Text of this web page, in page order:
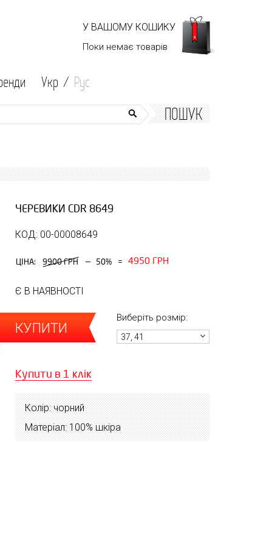
У ВАШОМУ КОШИКУ
Поки немає товарів
Укр / Рус
ПОШУК
ЧЕРЕВИКИ CDR 8649
КОД: 00-00008649
ЦІНА: 9900 ГРН — 50% = 4950 ГРН
Є В НАЯВНОСТІ
КУПИТИ
Виберіть розмір:
37, 41
Купити в 1 клік
Колір: чорний
Матеріал: 100% шкіра